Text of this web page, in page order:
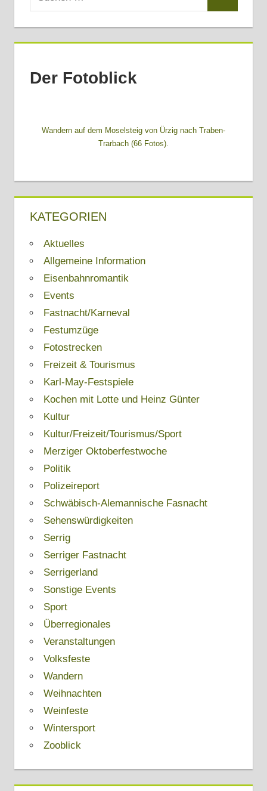
nach:
Der Fotoblick
Wandern auf dem Moselsteig von Ürzig nach Traben-
Trarbach (66 Fotos).
KATEGORIEN
Aktuelles
Allgemeine Information
Eisenbahnromantik
Events
Fastnacht/Karneval
Festumzüge
Fotostrecken
Freizeit & Tourismus
Karl-May-Festspiele
Kochen mit Lotte und Heinz Günter
Kultur
Kultur/Freizeit/Tourismus/Sport
Merziger Oktoberfestwoche
Politik
Polizeireport
Schwäbisch-Alemannische Fasnacht
Sehenswürdigkeiten
Serrig
Serriger Fastnacht
Serrigerland
Sonstige Events
Sport
Überregionales
Veranstaltungen
Volksfeste
Wandern
Weihnachten
Weinfeste
Wintersport
Zooblick